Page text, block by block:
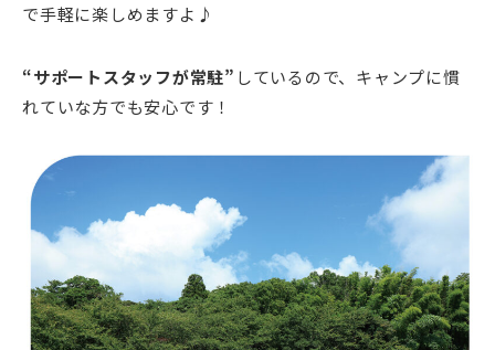
で手軽に楽しめますよ♪
“サポートスタッフが常駐” しているので、キャンプに慣
れていな方でも安心です！